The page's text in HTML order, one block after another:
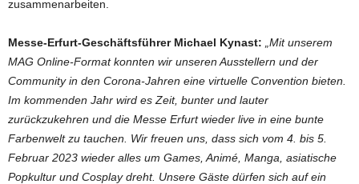
zusammenarbeiten.
Messe-Erfurt-Geschäftsführer Michael Kynast:
„Mit unserem
MAG Online-Format konnten wir unseren Ausstellern und der
Community in den Corona-Jahren eine virtuelle Convention bieten.
Im kommenden Jahr wird es Zeit, bunter und lauter
zurückzukehren und die Messe Erfurt wieder live in eine bunte
Farbenwelt zu tauchen. Wir freuen uns, dass sich vom 4. bis 5.
Februar 2023 wieder alles um Games, Animé, Manga, asiatische
Popkultur und Cosplay dreht. Unsere Gäste dürfen sich auf ein